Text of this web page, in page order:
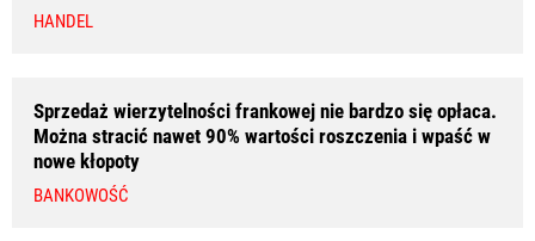
HANDEL
Sprzedaż wierzytelności frankowej nie bardzo się opłaca.
Można stracić nawet 90% wartości roszczenia i wpaść w
nowe kłopoty
BANKOWOŚĆ